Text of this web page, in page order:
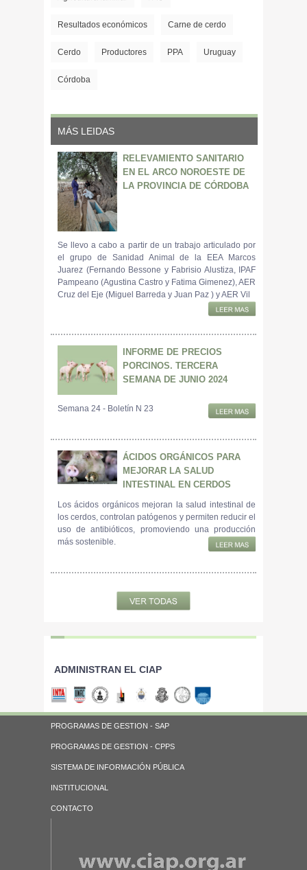
Resultados económicos Carne de cerdo
Cerdo Productores PPA Uruguay
Córdoba
MÁS LEIDAS
RELEVAMIENTO SANITARIO
EN EL ARCO NOROESTE DE
LA PROVINCIA DE CÓRDOBA
Se llevo a cabo a partir de un trabajo articulado por
el grupo de Sanidad Animal de la EEA Marcos
Juarez (Fernando Bessone y Fabrisio Alustiza, IPAF
Pampeano (Agustina Castro y Fatima Gimenez), AER
Cruz del Eje (Miguel Barreda y Juan Paz ) y AER Vil
INFORME DE PRECIOS
PORCINOS. TERCERA
SEMANA DE JUNIO 2024
Semana 24 - Boletín N 23
ÁCIDOS ORGÁNICOS PARA
MEJORAR LA SALUD
INTESTINAL EN CERDOS
Los ácidos orgánicos mejoran la salud intestinal de
los cerdos, controlan patógenos y permiten reducir el
uso de antibióticos, promoviendo una producción
más sostenible.
ADMINISTRAN EL CIAP
PROGRAMAS DE GESTION - SAP
PROGRAMAS DE GESTION - CPPS
SISTEMA DE INFORMACIÓN PÚBLICA
INSTITUCIONAL
CONTACTO